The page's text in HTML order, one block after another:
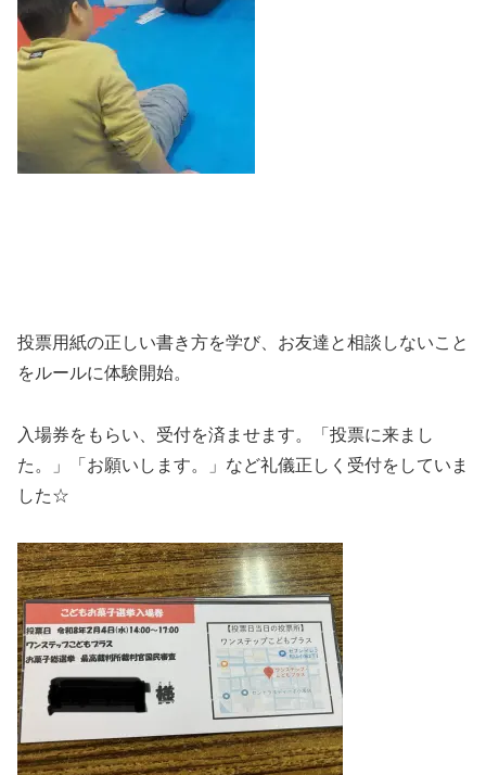
投票用紙の正しい書き方を学び、お友達と相談しないこと
をルールに体験開始。
入場券をもらい、受付を済ませます。「投票に来まし
た。」「お願いします。」など礼儀正しく受付をしていま
した☆